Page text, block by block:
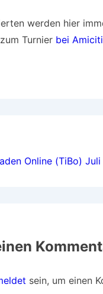
werden hier
Turnier bei
Online (TiBo) Juli
sein, um einen